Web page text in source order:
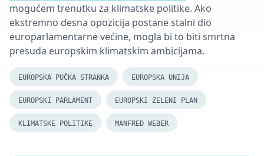
mogućem trenutku za klimatske politike. Ako
ekstremno desna opozicija postane stalni dio
europarlamentarnevećine, mogla bi to biti smrtna
presuda europskim klimatskim ambicijama.
EUROPSKA PUČKA STRANKA EUROPSKA UNIJA
EUROPSKI PARLAMENT EUROPSKI ZELENI PLAN
KLIMATSKE POLITIKE MANFRED WEBER